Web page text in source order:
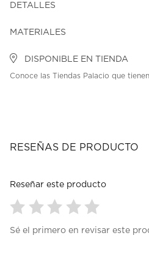
DETALLES
MATERIALES
DISPONIBLE EN TIENDA
Conoce las Tiendas Palacio que
RESEÑAS DE PRODUCTO
Reseñar este producto
paraparaparaparapara
Sé el primero en revisar este